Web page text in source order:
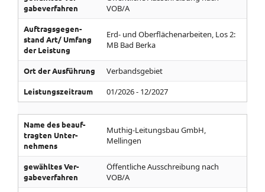
gabe­ver­fahren
VOB/A
Auf­trags­gegen­
stand­ Art/­ Umfang
der Leistung
Erd- und Oberflächenarbeiten, Los 2:
MB Bad Berka
Ort der Aus­führung Verbandsgebiet
Leistungs­zeitraum 01/2026 - 12/2027
Name des be­auf­
tragten Unter­
nehmens
Muthig-Leitungsbau GmbH,
Mellingen
gewähltes Ver­
gabe­ver­fahren
Öffentliche Ausschreibung nach
VOB/A